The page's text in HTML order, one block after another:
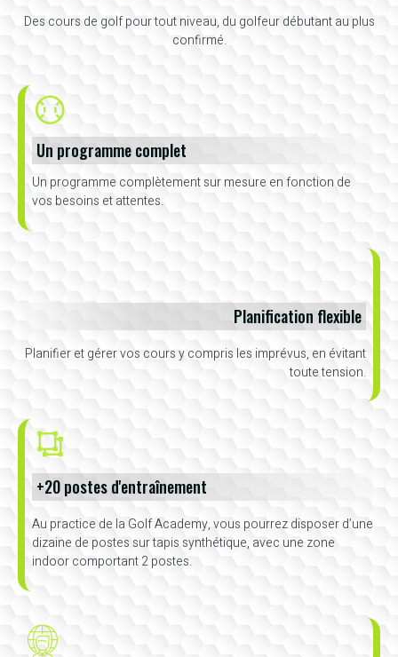
Des cours de golf pour tout niveau, du golfeur débutant au plus
confirmé.
Un programme complet
Un programme complètement sur mesure en fonction de
vos besoins et attentes.
Planification flexible
Planifier et gérer vos cours y compris les imprévus, en évitant
toute tension.
+20 postes d'entraînement
Au practice de la Golf Academy, vous pourrez disposer d’une
dizaine de postes sur tapis synthétique, avec une zone
indoor comportant 2 postes.